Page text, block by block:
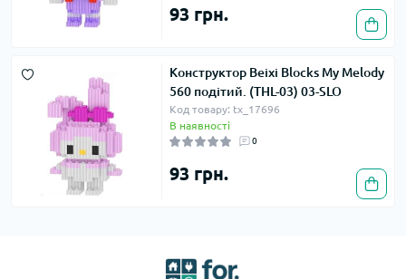
93 грн.
Конструктор Beixi Blocks My Melody
560 подітий. (THL-03) 03-SLO
Код товару: tx_17696
В наявності
0
93 грн.